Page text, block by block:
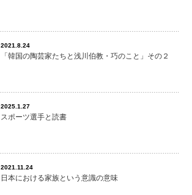
2021.8.24
「韓国の陶芸家たちと浅川伯教・巧のこと」その２
2025.1.27
スポーツ選手と読書
2021.11.24
日本における家族という意識の意味